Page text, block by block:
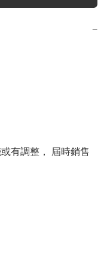
−
有調整， 屆時銷售